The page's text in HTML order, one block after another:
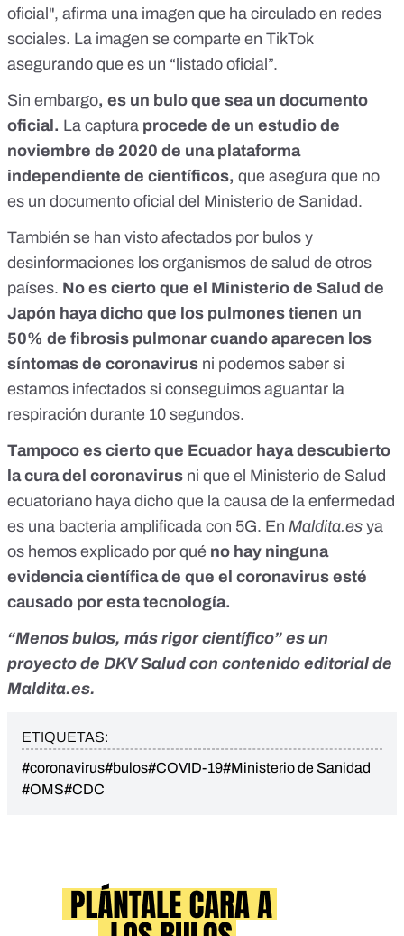
oficial", afirma una imagen que ha circulado en redes
sociales. La imagen se comparte en TikTok
asegurando que es un “listado oficial”.
Sin embargo, es un bulo que sea un documento
oficial. La captura procede de un estudio de
noviembre de 2020 de una plataforma
independiente de científicos, que asegura que no
es un documento oficial del Ministerio de Sanidad.
También se han visto afectados por bulos y
desinformaciones los organismos de salud de otros
países. No es cierto que el Ministerio de Salud de
Japón haya dicho que los pulmones tienen un
50% de fibrosis pulmonar cuando aparecen los
síntomas de coronavirus ni podemos saber si
estamos infectados si conseguimos aguantar la
respiración durante 10 segundos.
Tampoco es cierto que Ecuador haya descubierto
la cura del coronavirus ni que el Ministerio de Salud
ecuatoriano haya dicho que la causa de la enfermedad
es una bacteria amplificada con 5G. En Maldita.es ya
os hemos explicado por qué no hay ninguna
evidencia científica de que el coronavirus esté
causado por esta tecnología.
“Menos bulos, más rigor científico” es un
proyecto de DKV Saludcon contenido editorial de
Maldita.es.
ETIQUETAS:
#coronavirus#bulos#COVID-19#Ministerio de Sanidad
#OMS#CDC